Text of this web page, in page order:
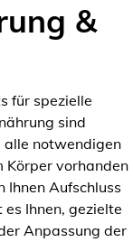
&
für spezielle
sind
alle notwendigen
Körper vorhanden
Ihnen Aufschluss
Ihnen, gezielte
Anpassung der